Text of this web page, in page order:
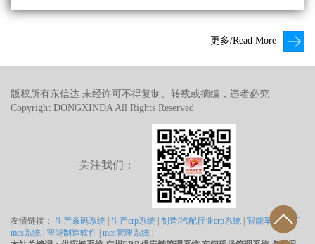
更多/Read More
版权所有东信达 未经许可不得复制、转载或摘编，违者必究
Copyright DONGXINDA All Rights Reserved
关注我们：
友情链接： 生产条码系统 生产erp系统 制造/汽配行业erp系统 智能车间/工厂
mes系统 智能制造软件 mes管理系统